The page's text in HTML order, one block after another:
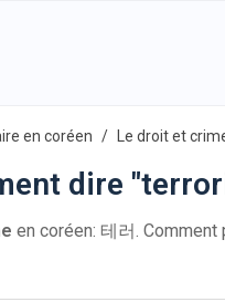
en coréen Le droit et
dire
en coréen: 테러. Comment